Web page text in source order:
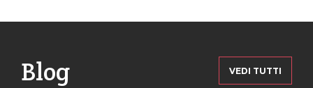
Blog VEDI TUTTI